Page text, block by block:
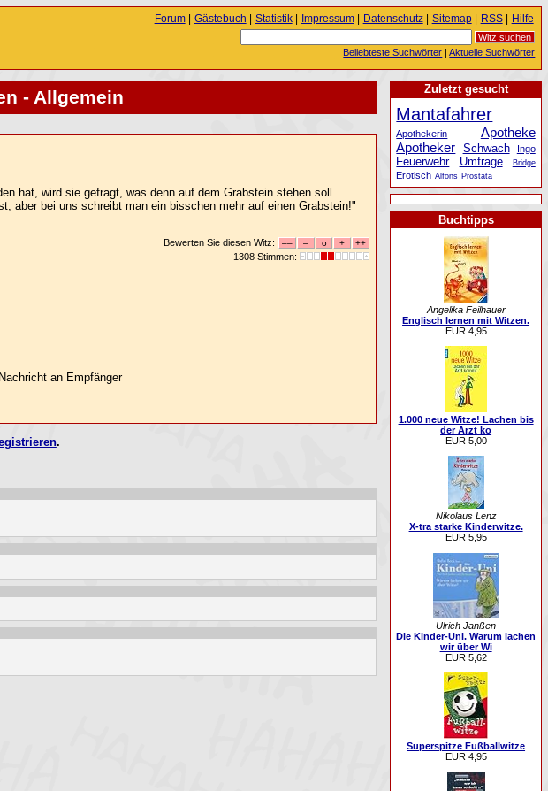
- Allgemein
hat, wird sie gefragt, was denn auf dem Grabstein stehen soll.
aber bei uns schreibt man ein bisschen mehr auf einen Grabstein!"
Bewerten Sie diesen Witz:
1308 Stimmen:
an Empfänger
.
Forum| Gästebuch | Statistik| Impressum| Datenschutz| Sitemap| RSS| Hilfe
Beliebteste Suchwörter |Aktuelle Suchwörter
Zuletzt gesucht
Mantafahrer
Apothekerin
Apotheke
Apotheker Schwach Ingo
Feuerwehr Umfrage Bridge
Erotisch Alfons Prostata
Buchtipps
Angelika Feilhauer
Englisch lernen mit Witzen.
EUR 4,95
1.000 neue Witze! Lachen bis
der Arzt ko
EUR 5,00
Nikolaus Lenz
X-tra starke Kinderwitze.
EUR 5,95
Ulrich Janßen
Die Kinder-Uni. Warum lachen
wir über Wi
EUR 5,62
Superspitze Fußballwitze
EUR 4,95